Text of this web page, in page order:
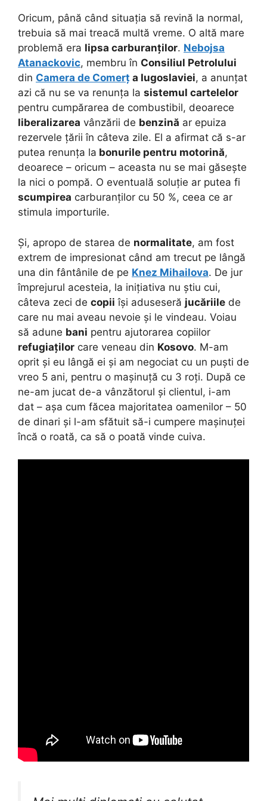
Oricum, până când situația să revină la normal,
trebuia să mai treacă multă vreme. O altă mare
problemă era lipsa carburanților. Nebojsa
Atanackovic, membru în Consiliul Petrolului
din Camera de Comerț a Iugoslaviei, a anunțat
azi că nu se va renunța la sistemul cartelelor
pentru cumpărarea de combustibil, deoarece
liberalizarea vânzării de benzină ar epuiza
rezervele țării în câteva zile. El a afirmat că s-ar
putea renunța la bonurile pentru motorină,
deoarece – oricum – aceasta nu se mai găsește
la nici o pompă. O eventuală soluție ar putea fi
scumpirea carburanților cu 50 %, ceea ce ar
stimula importurile.
Și, apropo de starea de normalitate, am fost
extrem de impresionat când am trecut pe lângă
una din fântânile de pe Knez Mihailova. De jur
împrejurul acesteia, la inițiativa nu știu cui,
câteva zeci de copii își aduseseră jucăriile de
care nu mai aveau nevoie și le vindeau. Voiau
să adune bani pentru ajutorarea copiilor
refugiaților care veneau din Kosovo. M-am
oprit și eu lângă ei și am negociat cu un puști de
vreo 5 ani, pentru o mașinuță cu 3 roți. După ce
ne-am jucat de-a vânzătorul și clientul, i-am
dat – așa cum făcea majoritatea oamenilor – 50
de dinari și l-am sfătuit să-i cumpere mașinuței
încă o roată, ca să o poată vinde cuiva.